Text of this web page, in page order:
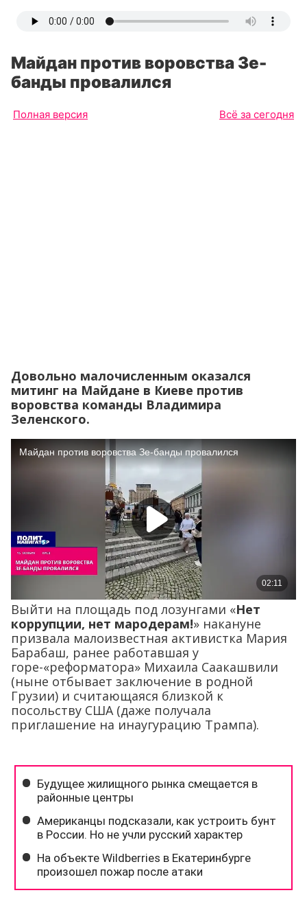
Майдан против воровства Зе-
банды провалился
Полная версия Всё за сегодня
Довольно малочисленным оказался
митинг на Майдане в Киеве против
воровства команды Владимира
Зеленского.
Выйти на площадь под лозунгами «Нет
коррупции, нет мародерам!» накануне
призвала малоизвестная активистка Мария
Барабаш, ранее работавшая у
горе-«реформатора» Михаила Саакашвили
(ныне отбывает заключение в родной
Грузии) и считающаяся близкой к
посольству США (даже получала
приглашение на инаугурацию Трампа).